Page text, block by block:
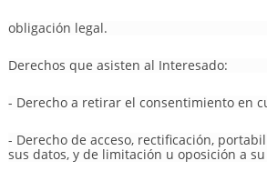
obligación legal.
Derechos que asisten al Interesado:
- Derecho a retirar el consentimiento en
- Derecho de acceso, rectificación,
sus datos, y de limitación u oposición a